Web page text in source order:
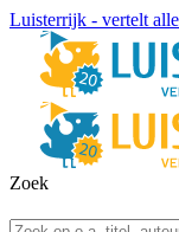
Luisterrijk - vertelt
Zoek